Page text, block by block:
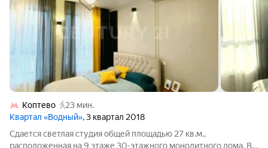
Коптево
23 мин.
Квартал «Водный», 3 квартал 2018
Сдается светлая студия общей площадью 27 кв.м.,
расположенная на 9 этаже 30-этажного монолитного дома. В